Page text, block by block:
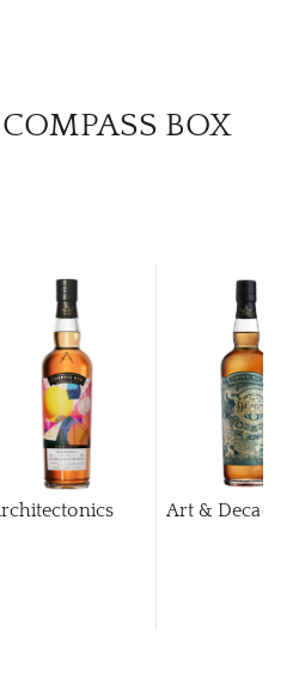
BOX
Art &